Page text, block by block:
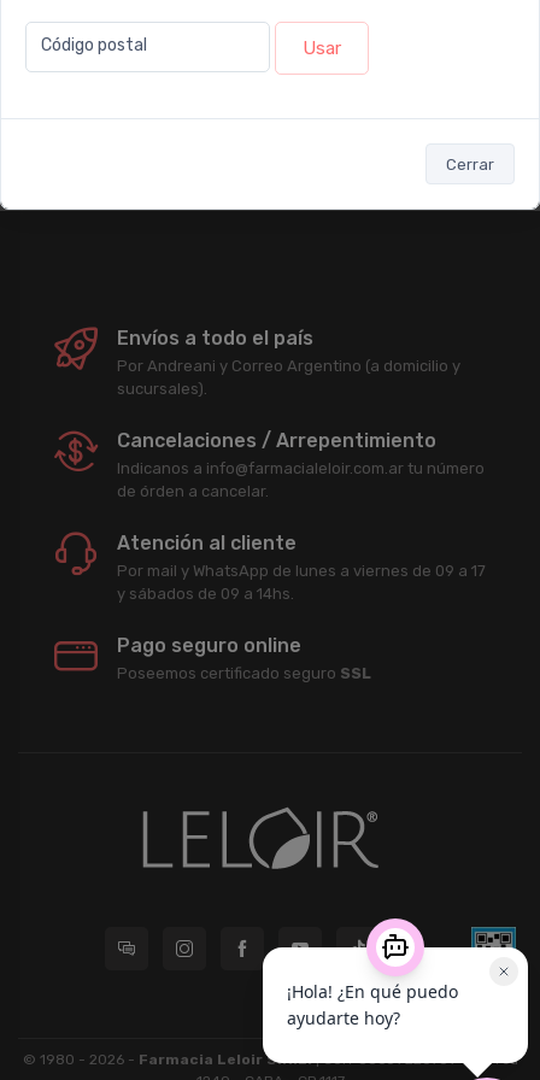
Código postal Usar
Cerrar
Enterate antes que nadie de nuestras promociones, descuentos y
Envíos a todo el país
Por Andreani y Correo Argentino (a domicilio y
sucursales).
Cancelaciones / Arrepentimiento
Indicanos a info@farmacialeloir.com.ar tu número
de órden a cancelar.
Atención al cliente
Por mail y WhatsApp de lunes a viernes de 09 a 17
y sábados de 09 a 14hs.
Pago seguro online
Poseemos certificado seguro SSL
© 1980 - 2026 - Farmacia Leloir S.R.L.| CUIT 33609220789 - Larrea